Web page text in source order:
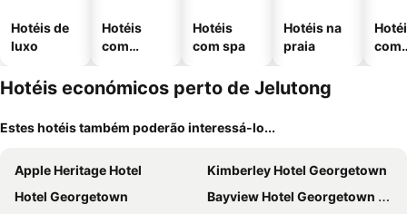
Hotéis de
luxo
Hotéis
com
Hotéis
com spa
Hotéis na
praia
com
Hotéis económicos perto de Jelutong
Estes hotéis também poderão interessá-lo...
Apple Heritage Hotel
Kimberley Hotel Georgetown
Hotel Georgetown
Bayview Hotel Georgetown Penang